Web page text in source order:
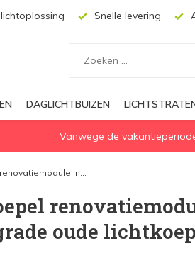
Snelle levering
DAGLICHTBUIZEN
Vanwege de
In...
oude